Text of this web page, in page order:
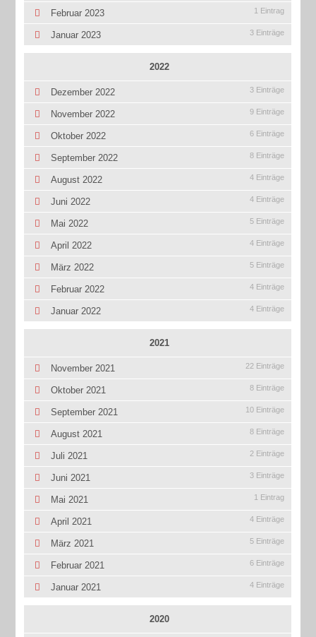
Februar 2023 1 Eintrag
Januar 2023 3 Einträge
2022
Dezember 2022 3 Einträge
November 2022 9 Einträge
Oktober 2022 6 Einträge
September 2022 8 Einträge
August 2022 4 Einträge
Juni 2022 4 Einträge
Mai 2022 5 Einträge
April 2022 4 Einträge
März 2022 5 Einträge
Februar 2022 4 Einträge
Januar 2022 4 Einträge
2021
November 2021 22 Einträge
Oktober 2021 8 Einträge
September 2021 10 Einträge
August 2021 8 Einträge
Juli 2021 2 Einträge
Juni 2021 3 Einträge
Mai 2021 1 Eintrag
April 2021 4 Einträge
März 2021 5 Einträge
Februar 2021 6 Einträge
Januar 2021 4 Einträge
2020